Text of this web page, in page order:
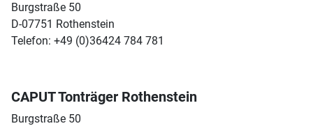
Burgstraße 50
D-07751 Rothenstein
Telefon: +49 (0)36424 784 781
CAPUT Tonträger Rothenstein
Burgstraße 50